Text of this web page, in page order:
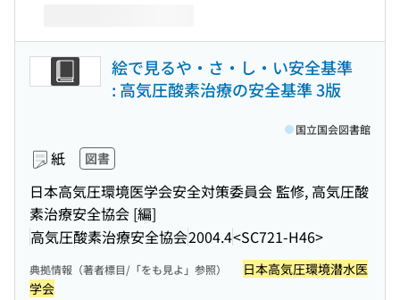
絵で見るや・さ・し・い安全基準
: 高気圧酸素治療の安全基準 3版
紙 図書
日本高気圧環境医学会安全対策委員会 監修, 高気圧酸
素治療安全協会 [編]
高気圧酸素治療安全協会2004.4<SC721-H46>
国立国会図書館
典拠情報（著者標目/「をも見よ」参照）
日本高気圧環境潜水医
学会